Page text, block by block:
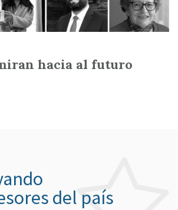
hacia al futuro
del país